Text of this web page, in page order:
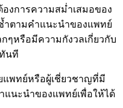
งการความสม่ำเสมอของ
ำตามคำแนะนำของแพทย์
ๆหรือมีความกังวลเกี่ยวกับ
นที
แพทย์หรือผู้เชี่ยวชาญที่มี
นะนำของแพทย์เพื่อให้ได้